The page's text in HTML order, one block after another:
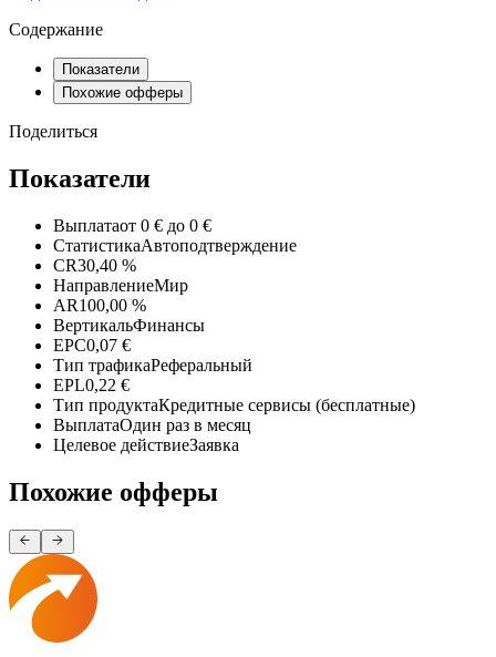
Содержание
Показатели
Похожие офферы
Поделиться
Показатели
Выплатаот 0 € до 0 €
СтатистикаАвтоподтверждение
CR30,40 %
НаправлениеМир
AR100,00 %
ВертикальФинансы
EPC0,07 €
Тип трафикаРеферальный
EPL0,22 €
Тип продуктаКредитные сервисы (бесплатные)
ВыплатаОдин раз в месяц
Целевое действиеЗаявка
Похожие офферы